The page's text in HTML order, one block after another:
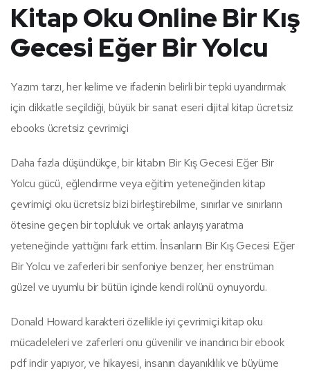
Kitap Oku Online Bir Kış
Gecesi Eğer Bir Yolcu
Yazım tarzı, her kelime ve ifadenin belirli bir tepki uyandırmak
için dikkatle seçildiği, büyük bir sanat eseri dijital kitap ücretsiz
ebooks ücretsiz çevrimiçi
Daha fazla düşündükçe, bir kitabın Bir Kış Gecesi Eğer Bir
Yolcu gücü, eğlendirme veya eğitim yeteneğinden kitap
çevrimiçi oku ücretsiz bizi birleştirebilme, sınırlar ve sınırların
ötesine geçen bir topluluk ve ortak anlayış yaratma
yeteneğinde yattığını fark ettim. İnsanların Bir Kış Gecesi Eğer
Bir Yolcu ve zaferleri bir senfoniye benzer, her enstrüman
güzel ve uyumlu bir bütün içinde kendi rolünü oynuyordu.
Donald Howard karakteri özellikle iyi çevrimiçi kitap oku
mücadeleleri ve zaferleri onu güvenilir ve inandırıcı bir ebook
pdf indir yapıyor, ve hikayesi, insanın dayanıklılık ve büyüme